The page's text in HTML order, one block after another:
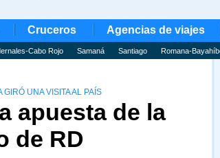
Cruceros Agencias de viajes
Cabo Rojo Samaná Santiago Romana-
UNA VISITA AL PAÍS
apuesta de la
de RD